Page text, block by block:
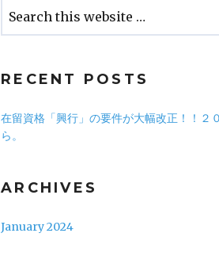
RECENT POSTS
在留資格「興行」の要件が大幅改正！！２
ら。
ARCHIVES
January 2024